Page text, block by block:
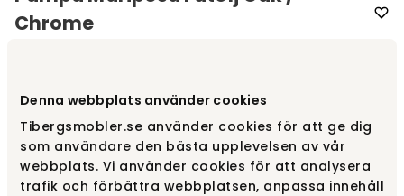
Denna webbplats använder cookies
Tibergsmobler.se använder cookies för att ge dig
som användare den bästa upplevelsen av vår
webbplats. Vi använder cookies för att analysera
trafik och förbättra webbplatsen, anpassa innehåll
Chrome
Välj färgOak
Oak 11 400 kr